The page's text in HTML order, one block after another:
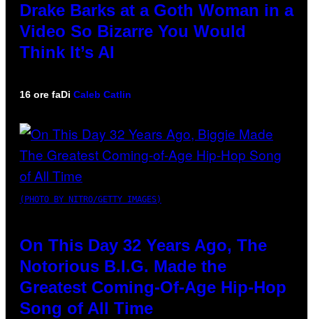
Drake Barks at a Goth Woman in a
Video So Bizarre You Would
Think It’s AI
16 ore faDi Caleb Catlin
(PHOTO BY NITRO/GETTY IMAGES)
On This Day 32 Years Ago, The
Notorious B.I.G. Made the
Greatest Coming-Of-Age Hip-Hop
Song of All Time